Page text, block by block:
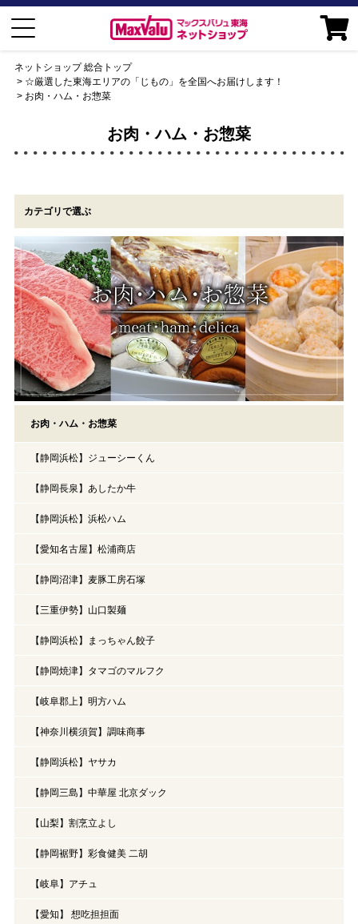
ネットショップ 総合トップ
☆厳選した東海エリアの「じもの」を全国へお届けします！
お肉・ハム・お惣菜
お肉・ハム・お惣菜
カテゴリで選ぶ
お肉・ハム・お惣菜
【静岡浜松】ジューシーくん
【静岡長泉】あしたか牛
【静岡浜松】浜松ハム
【愛知名古屋】松浦商店
【静岡沼津】麦豚工房石塚
【三重伊勢】山口製麺
【静岡浜松】まっちゃん餃子
【静岡焼津】タマゴのマルフク
【岐阜郡上】明方ハム
【神奈川横須賀】調味商事
【静岡浜松】ヤサカ
【静岡三島】中華屋 北京ダック
【山梨】割烹立よし
【静岡裾野】彩食健美 二胡
【岐阜】アチュ
【愛知】 想吃担担面